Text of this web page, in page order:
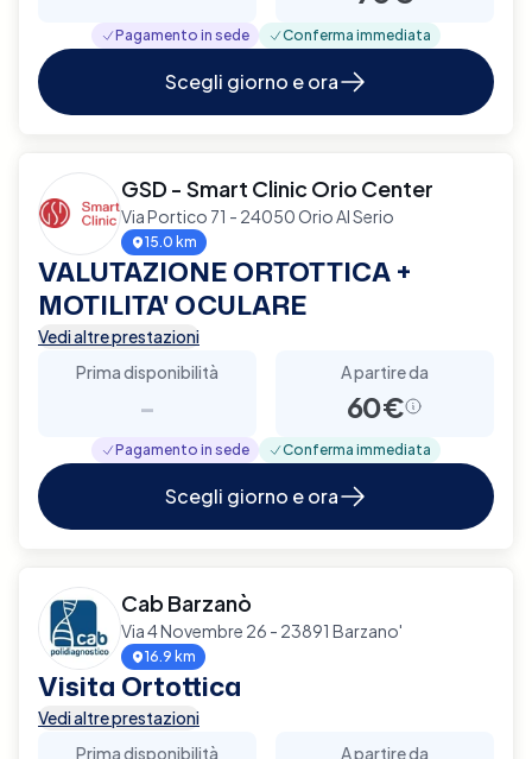
Pagamento in sede Conferma immediata
Scegli giorno e ora
GSD - Smart Clinic Orio Center
Via Portico 71 - 24050 Orio Al Serio
15.0 km
VALUTAZIONE ORTOTTICA +
MOTILITA' OCULARE
Vedi altre prestazioni
Prima disponibilità
-
A partire da
60€
Pagamento in sede Conferma immediata
Scegli giorno e ora
Cab Barzanò
Via 4 Novembre 26 - 23891 Barzano'
16.9 km
Visita Ortottica
Vedi altre prestazioni
Prima disponibilità
A partire da